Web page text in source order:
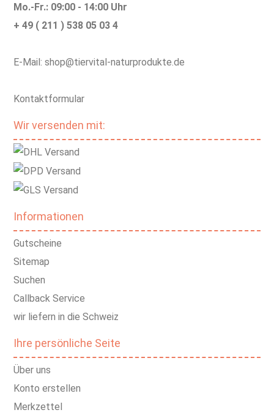
Mo.-Fr.: 09:00 - 14:00 Uhr
+ 49 ( 211 ) 538 05 03 4
E-Mail: shop@tiervital-naturprodukte.de
Kontaktformular
Wir versenden mit:
Informationen
Gutscheine
Sitemap
Suchen
Callback Service
wir liefern in die Schweiz
Ihre persönliche Seite
Über uns
Konto erstellen
Merkzettel